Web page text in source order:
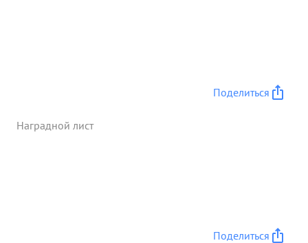
Поделиться
Наградной лист
Поделиться